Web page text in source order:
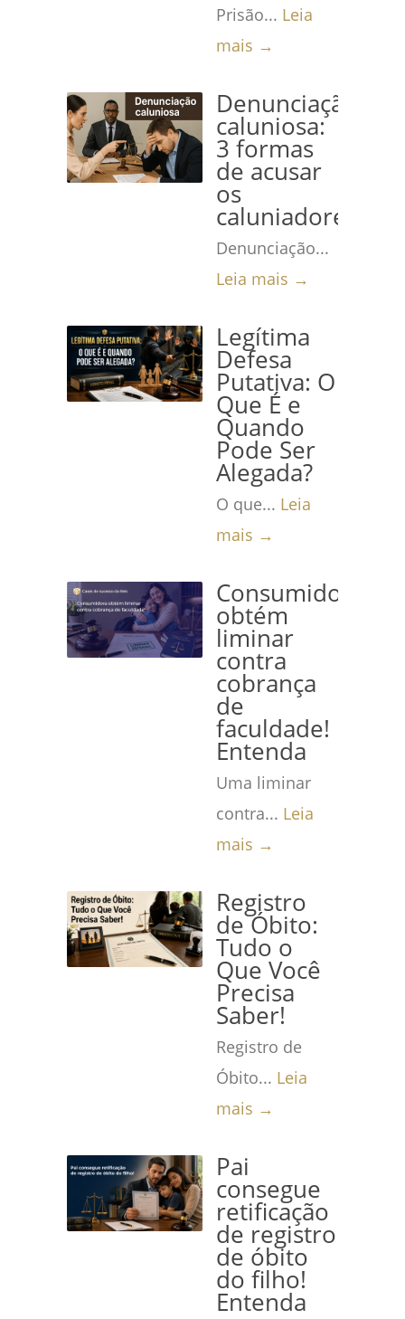
Prisão... Leia
mais →
Denunciação
caluniosa:
3 formas
de acusar
os
caluniadores
Denunciação...
Leia mais →
Legítima
Defesa
Putativa: O
Que É e
Quando
Pode Ser
Alegada?
O que... Leia
mais →
Consumidora
obtém
liminar
contra
cobrança
de
faculdade!
Entenda
Uma liminar
contra... Leia
mais →
Registro
de Óbito:
Tudo o
Que Você
Precisa
Saber!
Registro de
Óbito... Leia
mais →
Pai
consegue
retificação
de registro
de óbito
do filho!
Entenda